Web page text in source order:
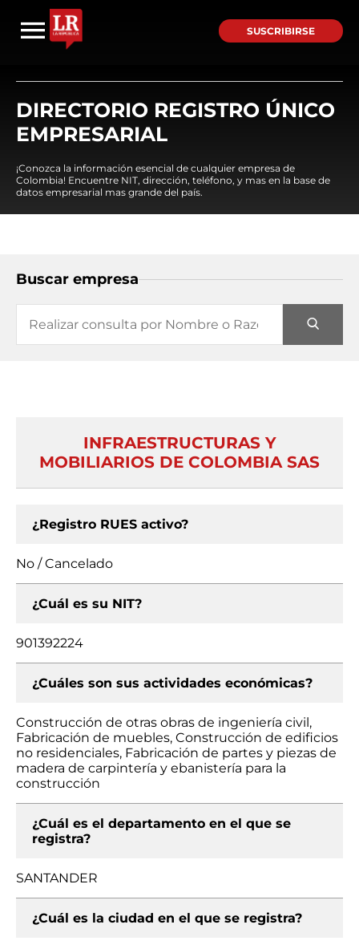
SUSCRIBIRSE
DIRECTORIO REGISTRO ÚNICO
EMPRESARIAL
¡Conozca la información esencial de cualquier empresa de
Colombia! Encuentre NIT, dirección, teléfono, y mas en la base de
datos empresarial mas grande del país.
Buscar empresa
INFRAESTRUCTURAS Y
MOBILIARIOS DE COLOMBIA SAS
¿Registro RUES activo?
No / Cancelado
¿Cuál es su NIT?
901392224
¿Cuáles son sus actividades económicas?
Construcción de otras obras de ingeniería civil,
Fabricación de muebles, Construcción de edificios
no residenciales, Fabricación de partes y piezas de
madera de carpintería y ebanistería para la
construcción
¿Cuál es el departamento en el que se
registra?
SANTANDER
¿Cuál es la ciudad en el que se registra?